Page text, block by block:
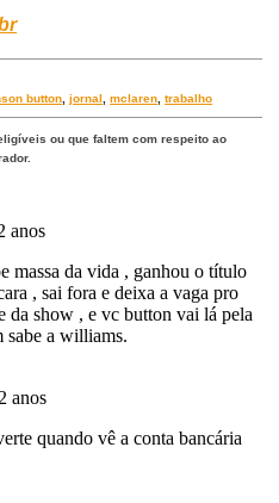
button ,jornal ,mclaren ,trabalho
ou que faltem com respeito ao